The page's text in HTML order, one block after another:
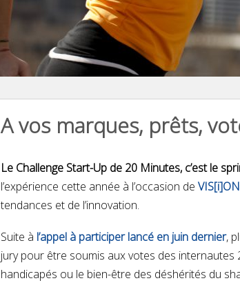
A vos marques, prêts,
Le Challenge Start-Up de 20 Minutes, c’est le
l’expérience cette année à l’occasion de
tendances et de l’innovation.
Suite à l’appel à participer lancé en juin dernier,
jury pour être soumis aux votes des internautes
handicapés ou le bien-être des déshérités du